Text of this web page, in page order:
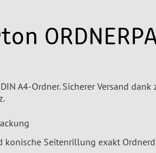
A4-Ordner. Sicherer Versand dank
Seitenrillung exakt